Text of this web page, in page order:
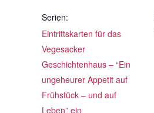
Serien:
Eintrittskarten für das
Vegesacker
Geschichtenhaus – “Ein
ungeheurer Appetit auf
Frühstück – und auf
Leben” ein